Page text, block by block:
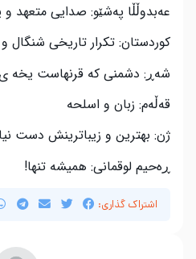
عه‌بدوڵڵا په‌شێو: صدایی متعهد
کوردستان: تکرار تاریخی شنگال
شه‌ڕ: دشمنی که قرنهاست یخه ی
قه‌ڵه‌م: زبان و اسلحه
ژن: بهترین و زیباترینش دست
ڕه‌حیم لوقمانی: همیشه تنها!
اشتراک گذاری: